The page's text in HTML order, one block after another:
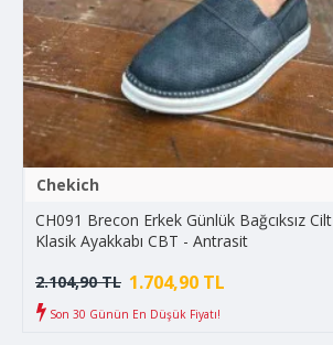
Chekich
CH091 Brecon Erkek Günlük Bağcıksız Cilt
Klasik Ayakkabı CBT - Antrasit
1.704,90 TL
2.104,90 TL
Son 30 Günün En Düşük Fiyatı!